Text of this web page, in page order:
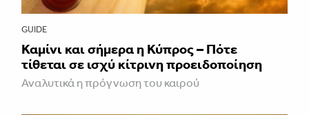
GUIDE
Καμίνι και σήμερα η Κύπρος – Πότε
τίθεται σε ισχύ κίτρινη προειδοποίηση
Αναλυτικά η πρόγνωση του καιρού